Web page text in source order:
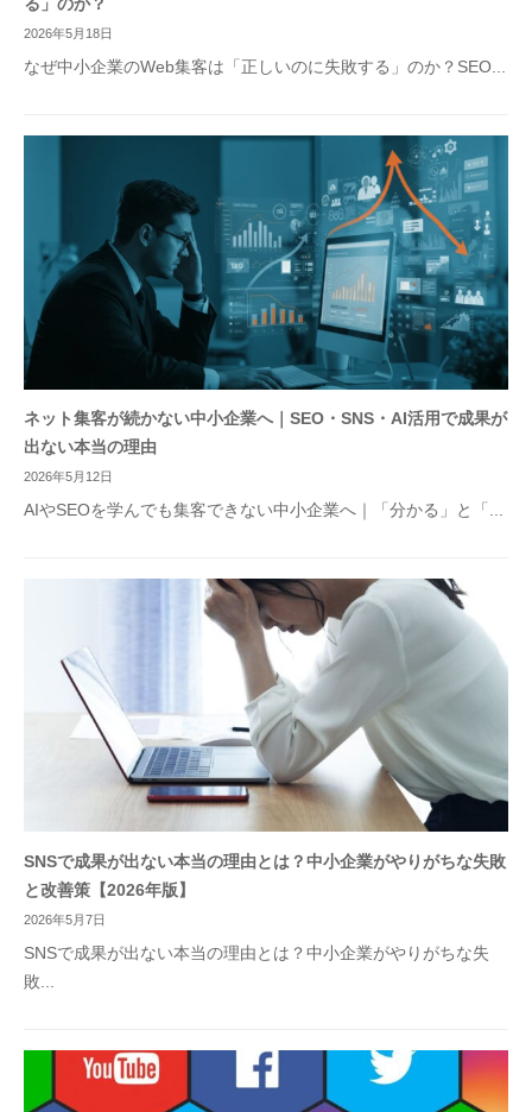
る」のか？
2026年5月18日
なぜ中小企業のWeb集客は「正しいのに失敗する」のか？SEO...
ネット集客が続かない中小企業へ｜SEO・SNS・AI活用で成果が
出ない本当の理由
2026年5月12日
AIやSEOを学んでも集客できない中小企業へ｜「分かる」と「...
SNSで成果が出ない本当の理由とは？中小企業がやりがちな失敗
と改善策【2026年版】
2026年5月7日
SNSで成果が出ない本当の理由とは？中小企業がやりがちな失
敗...